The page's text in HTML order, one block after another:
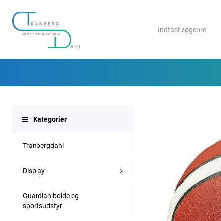
Kategorier
Tranbergdahl
Display
Guardian bolde og
sportsudstyr